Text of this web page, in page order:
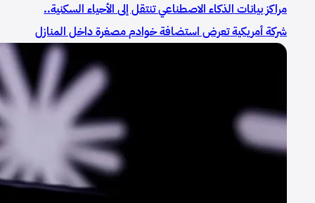
مراكز بيانات الذكاء الاصطناعي تنتقل إلى الأحياء السكنية..
شركة أمريكية تعرض استضافة خوادم مصغرة داخل المنازل
مقابل خدمات مجانية